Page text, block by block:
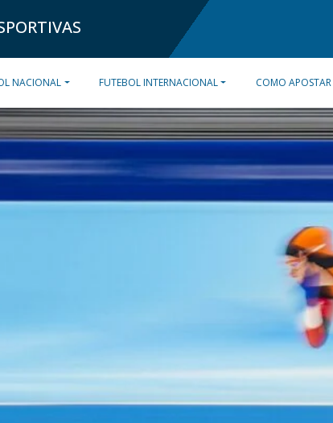
NACIONAL FUTEBOL INTERNACIONAL COMO APOSTAR